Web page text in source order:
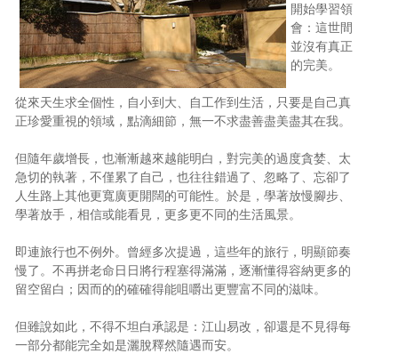
享樂隨手拍
照相簿
影音區
歷史區
關於Yilan
個人著作
活動實況記錄
媒體報導一覽
合作與代言
開始學習領
會：這世間
並沒有真正
的完美。
從來天生求全個性，自小到大、自工作到生活，只要是自己真
正珍愛重視的領域，點滴細節，無一不求盡善盡美盡其在我。
但隨年歲增長，也漸漸越來越能明白，對完美的過度貪婪、太
急切的執著，不僅累了自己，也往往錯過了、忽略了、忘卻了
人生路上其他更寬廣更開闊的可能性。於是，學著放慢腳步、
學著放手，相信或能看見，更多更不同的生活風景。
即連旅行也不例外。曾經多次提過，這些年的旅行，明顯節奏
慢了。不再拼老命日日將行程塞得滿滿，逐漸懂得容納更多的
留空留白；因而的的確確得能咀嚼出更豐富不同的滋味。
但雖說如此，不得不坦白承認是：江山易改，卻還是不見得每
一部分都能完全如是灑脫釋然隨遇而安。